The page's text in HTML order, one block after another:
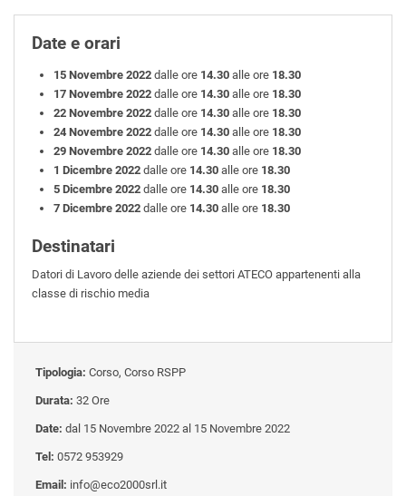
Date e orari
15 Novembre 2022 dalle ore 14.30 alle ore 18.30
17 Novembre 2022 dalle ore 14.30 alle ore 18.30
22 Novembre 2022 dalle ore 14.30 alle ore 18.30
24 Novembre 2022 dalle ore 14.30 alle ore 18.30
29 Novembre 2022 dalle ore 14.30 alle ore 18.30
1 Dicembre 2022 dalle ore 14.30 alle ore 18.30
5 Dicembre 2022 dalle ore 14.30 alle ore 18.30
7 Dicembre 2022 dalle ore 14.30 alle ore 18.30
Destinatari
Datori di Lavoro delle aziende dei settori ATECO appartenenti alla
classe di rischio media
Tipologia: Corso, Corso RSPP
Durata: 32 Ore
Date: dal 15 Novembre 2022 al 15 Novembre 2022
Tel: 0572 953929
Email: info@eco2000srl.it